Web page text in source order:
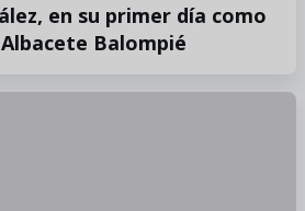
en su primer día como
Balompié